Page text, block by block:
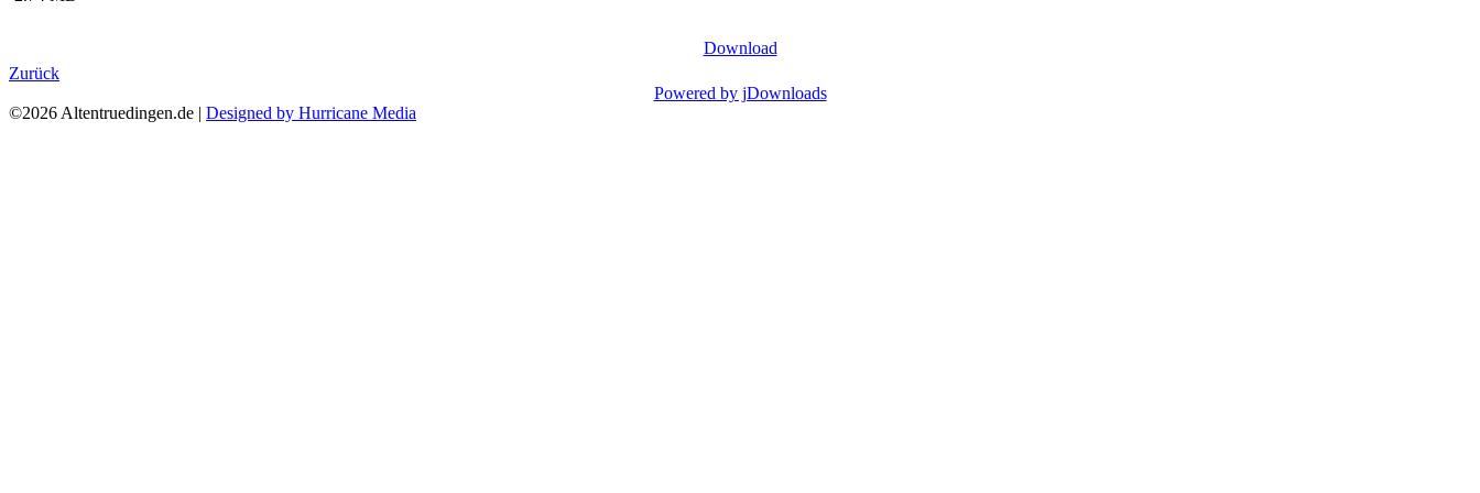
Download
Zurück
Powered by jDownloads
©2026 Altentruedingen.de | Designed by Hurricane Media